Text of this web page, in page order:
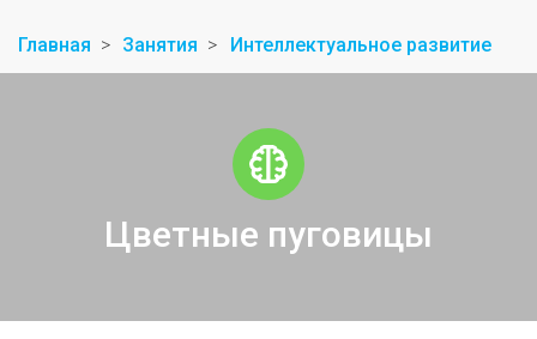
Главная Занятия Интеллектуальное развитие
Цветные пуговицы